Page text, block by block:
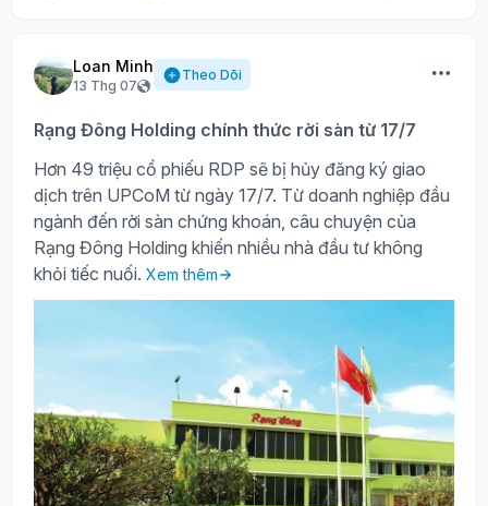
Loan Minh
13 Thg 07
Theo Dõi
Rạng Đông Holding chính thức rời sàn từ 17/7
Hơn 49 triệu cổ phiếu RDP sẽ bị hủy đăng ký giao
dịch trên UPCoM từ ngày 17/7. Từ doanh nghiệp đầu
ngành đến rời sàn chứng khoán, câu chuyện của
Rạng Đông Holding khiến nhiều nhà đầu tư không
khỏi tiếc nuối. Xem thêm